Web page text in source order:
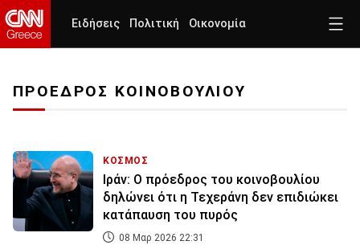
Ειδήσεις Πολιτική Οικονομία
ΠΡΟΕΔΡΟΣ ΚΟΙΝΟΒΟΥΛΙΟΥ
ΚΟΣΜΟΣ
Ιράν: Ο πρόεδρος του κοινοβουλίου
δηλώνει ότι η Τεχεράνη δεν επιδιώκει
κατάπαυση του πυρός
08 Μαρ 2026 22:31